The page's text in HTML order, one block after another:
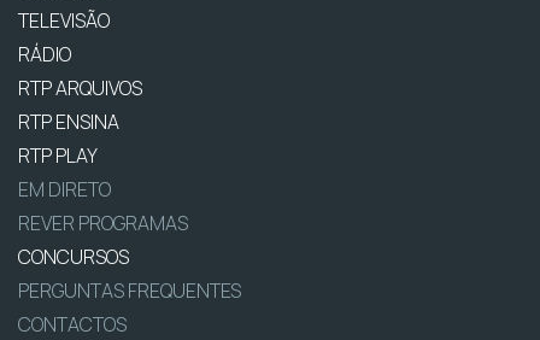
TELEVISÃO
RÁDIO
RTP ARQUIVOS
RTP ENSINA
RTP PLAY
EM DIRETO
REVER PROGRAMAS
CONCURSOS
PERGUNTAS FREQUENTES
CONTACTOS